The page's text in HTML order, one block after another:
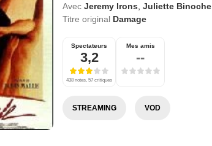
Avec Jeremy Irons Juliette Binoche
Titre original Damage
Spectateurs
3,2
438 notes, 57 critiques
Mes amis
--
STREAMING VOD